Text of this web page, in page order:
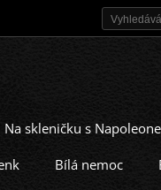
Na skleničku s
Bílá nemoc